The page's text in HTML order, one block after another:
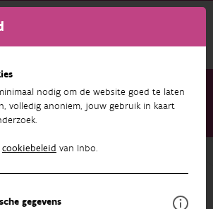
nodig om de website goed te laten
volledig anoniem, jouw gebruik in kaart
cookiebeleid van Inbo.
gegevens